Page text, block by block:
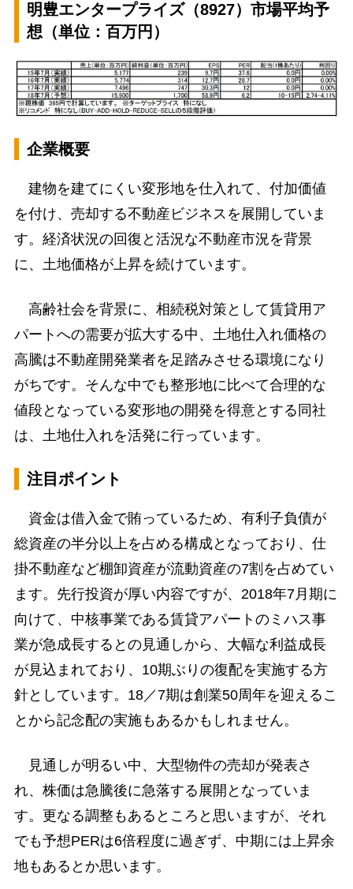
明豊エンタープライズ（8927）市場平均予
想（単位：百万円）
企業概要
建物を建てにくい変形地を仕入れて、付加価値
を付け、売却する不動産ビジネスを展開していま
す。経済状況の回復と活況な不動産市況を背景
に、土地価格が上昇を続けています。
高齢社会を背景に、相続税対策として賃貸用ア
パートへの需要が拡大する中、土地仕入れ価格の
高騰は不動産開発業者を足踏みさせる環境になり
がちです。そんな中でも整形地に比べて合理的な
値段となっている変形地の開発を得意とする同社
は、土地仕入れを活発に行っています。
注目ポイント
資金は借入金で賄っているため、有利子負債が
総資産の半分以上を占める構成となっており、仕
掛不動産など棚卸資産が流動資産の7割を占めてい
ます。先行投資が厚い内容ですが、2018年7月期に
向けて、中核事業である賃貸アパートのミハス事
業が急成長するとの見通しから、大幅な利益成長
が見込まれており、10期ぶりの復配を実施する方
針としています。18／7期は創業50周年を迎えるこ
とから記念配の実施もあるかもしれません。
見通しが明るい中、大型物件の売却が発表さ
れ、株価は急騰後に急落する展開となっていま
す。更なる調整もあるところと思いますが、それ
でも予想PERは6倍程度に過ぎず、中期には上昇余
地もあるとか思います。